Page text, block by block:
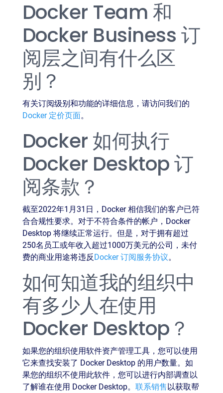
Docker Team 和
Docker Business 订
阅层之间有什么区
别？
有关订阅级别和功能的详细信息，请访问我们的
Docker 定价页面。
Docker 如何执行
Docker Desktop 订
阅条款？
截至2022年1月31日，Docker 相信我们的客户已符
合合规性要求。对于不符合条件的帐户，Docker
Desktop 将继续正常运行。但是，对于拥有超过
250名员工或年收入超过1000万美元的公司，未付
费的商业用途将违反Docker 订阅服务协议。
如何知道我的组织中
有多少人在使用
Docker Desktop？
如果您的组织使用软件资产管理工具，您可以使用
它来查找安装了 Docker Desktop 的用户数量。如
果您的组织不使用此软件，您可以进行内部调查以
了解谁在使用 Docker Desktop。 联系销售以获取帮